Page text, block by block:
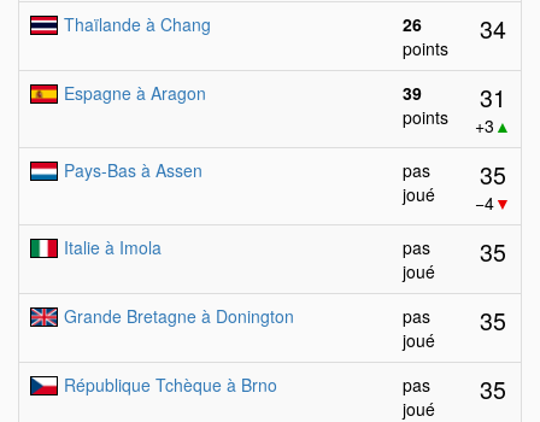
Thaïlande à Chang
26
points
34
Espagne à Aragon
39
points
31
+3 ▲
Pays-Bas à Assen
pas
joué
35
−4▼
Italie à Imola
pas
joué
35
Grande Bretagne à Donington
pas
joué
35
République Tchèque à Brno
pas
joué
35